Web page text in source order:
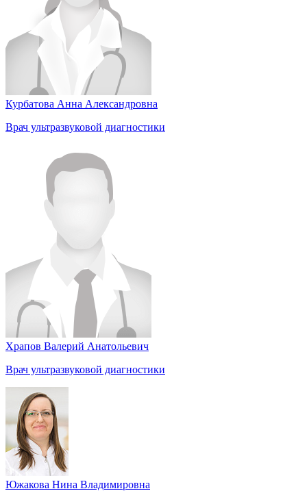
Курбатова Анна Александровна
Врач ультразвуковой диагностики
Храпов Валерий Анатольевич
Врач ультразвуковой диагностики
Южакова Нина Владимировна